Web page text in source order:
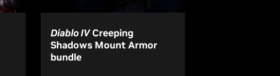
Diablo IVCreeping
Shadows Mount Armor
bundle